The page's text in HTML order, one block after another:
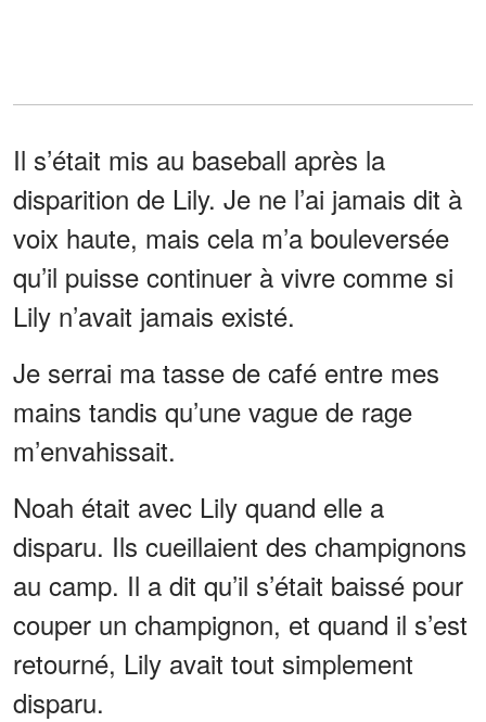
Il s’était mis au baseball après la
disparition de Lily. Je ne l’ai jamais dit à
voix haute, mais cela m’a bouleversée
qu’il puisse continuer à vivre comme si
Lily n’avait jamais existé.
Je serrai ma tasse de café entre mes
mains tandis qu’une vague de rage
m’envahissait.
Noah était avec Lily quand elle a
disparu. Ils cueillaient des champignons
au camp. Il a dit qu’il s’était baissé pour
couper un champignon, et quand il s’est
retourné, Lily avait tout simplement
disparu.